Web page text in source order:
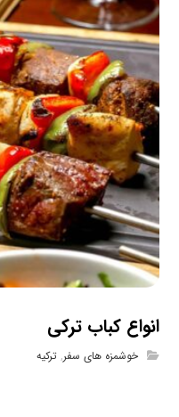
انواع کباب ترکی
خوشمزه های سفر,ترکیه